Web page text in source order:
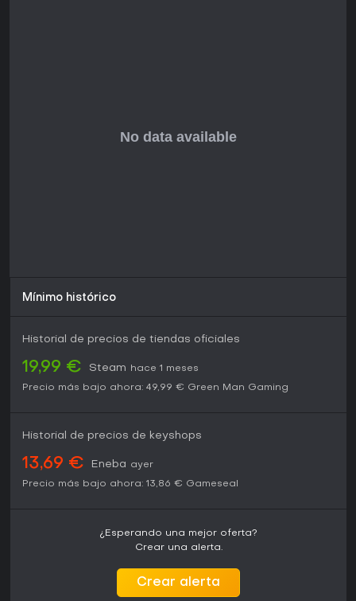
Mínimo histórico
Historial de precios de tiendas oficiales
19,99 € Steam
hace 1 meses
Precio más bajo ahora: 49,99 € Green Man Gaming
Historial de precios de keyshops
13,69 € Eneba ayer
Precio más bajo ahora: 13,86 € Gameseal
¿Esperando una mejor oferta?
Crear una alerta.
Crear alerta